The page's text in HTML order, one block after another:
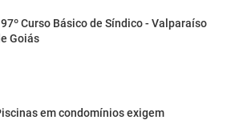
Curso Básico de Síndico - Valparaíso
Goiás
em condomínios exigem